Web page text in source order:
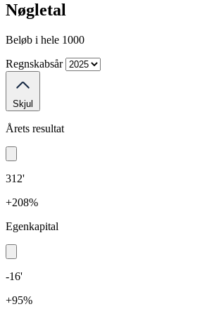
Nøgletal
Beløb i hele 1000
Regnskabsår
Skjul
Årets resultat
312'
+208%
Egenkapital
-16'
+95%